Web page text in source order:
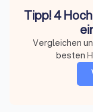
Tipp! 4
Vergleichen
besten